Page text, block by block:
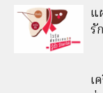
แ
รั
เ